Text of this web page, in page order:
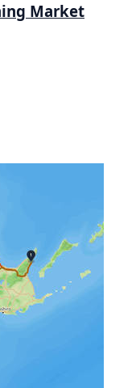
Market